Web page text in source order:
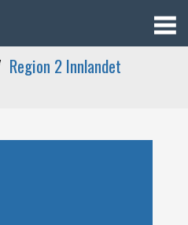
Region 2 Innlandet